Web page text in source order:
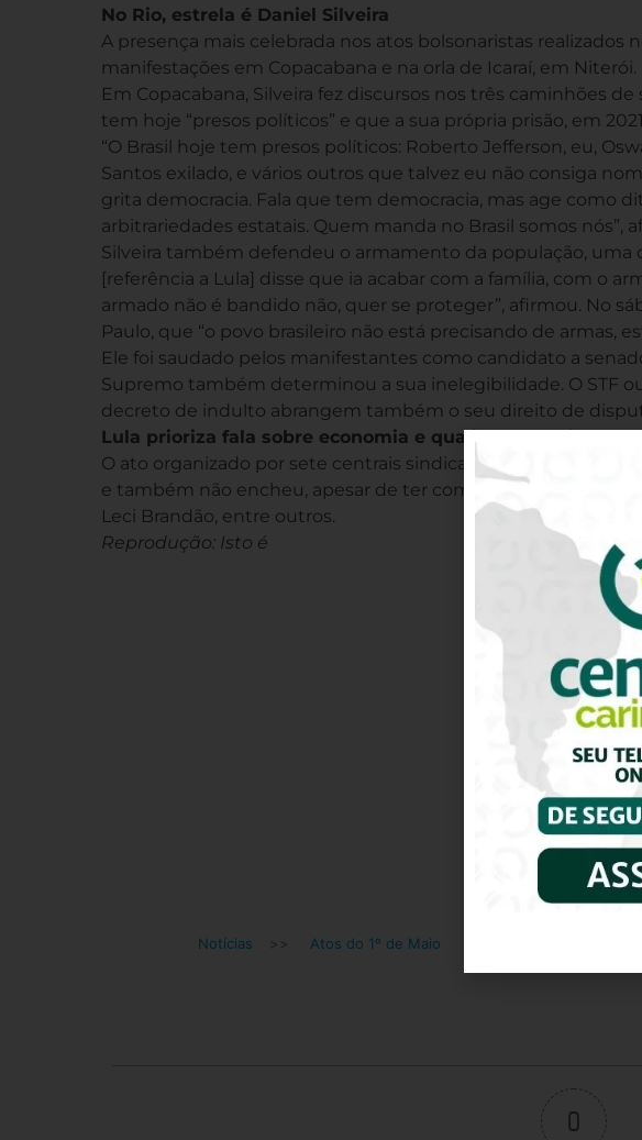
No Rio, estrela é Daniel Silveira
A presença mais celebrada nos atos bolsonaristas realizados
manifestações em Copacabana e na orla de Icaraí, em Niterói.
Em Copacabana, Silveira fez discursos nos três caminhões
tem hoje “presos políticos” e que a sua própria prisão, em
“O Brasil hoje tem presos políticos: Roberto Jefferson, eu,
Santos exilado, e vários outros que talvez eu não consiga
grita democracia. Fala que tem democracia, mas age como
arbitrariedades estatais. Quem manda no Brasil somos nós”,
Silveira também defendeu o armamento da população, uma
[referência a Lula] disse que ia acabar com a família, com o
armado não é bandido não, quer se proteger”, afirmou. No
Paulo, que “o povo brasileiro não está precisando de armas,
Ele foi saudado pelos manifestantes como candidato a
Supremo também determinou a sua inelegibilidade. O STF
decreto de indulto abrangem também o seu direito de
Lula prioriza fala sobre economia e qualidade de vida
O ato organizado por sete centrais sindicais foi realizado em
e também não encheu, apesar de ter como chamarizes a
Leci Brandão, entre outros.
Reprodução: Isto é
Notícias >> Atos do 1º de Maio
0